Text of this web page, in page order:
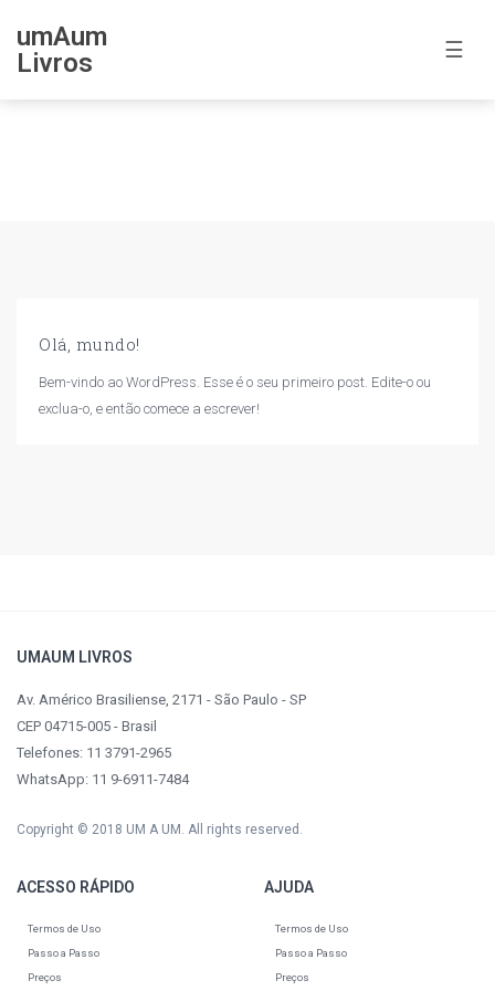
umAum
Livros
☰
Olá, mundo!
Bem-vindo ao WordPress. Esse é o seu primeiro post. Edite-o ou
exclua-o, e então comece a escrever!
UMAUM LIVROS
Av. Américo Brasiliense, 2171 - São Paulo - SP
CEP 04715-005 - Brasil
Telefones: 11 3791-2965
WhatsApp: 11 9-6911-7484
Copyright © 2018 UM A UM. All rights reserved.
ACESSO RÁPIDO
Termos de Uso
Passo a Passo
Preços
AJUDA
Termos de Uso
Passo a Passo
Preços